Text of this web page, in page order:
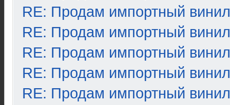
RE: Продам импортный винил
RE: Продам импортный винил
RE: Продам импортный винил
RE: Продам импортный винил
RE: Продам импортный винил